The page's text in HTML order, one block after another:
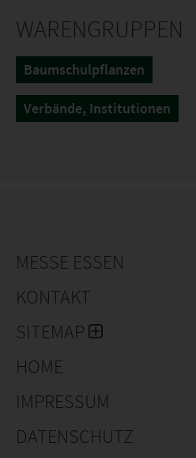
WARENGRUPPEN
Baumschulpflanzen
Verbände, Institutionen
MESSE ESSEN
KONTAKT
SITEMAP
HOME
IMPRESSUM
DATENSCHUTZ